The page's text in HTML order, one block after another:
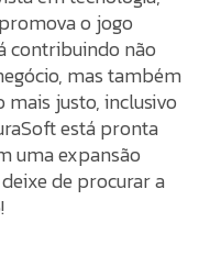
o jogo
contribuindo não
mas também
justo, inclusivo
está pronta
uma expansão
de procurar a